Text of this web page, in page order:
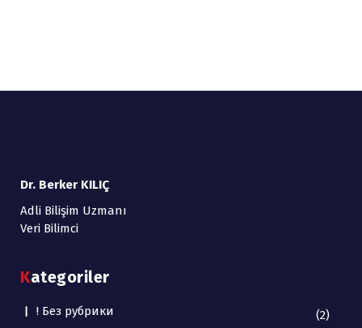
Dr. Berker KILIÇ
Adli Bilişim Uzmanı
Veri Bilimci
Kategoriler
! Без рубрики (2)